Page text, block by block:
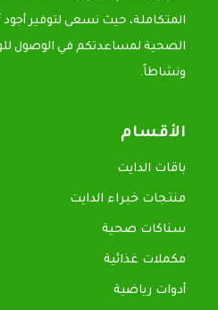
المتكاملة، حيث نسعى لتوفير أجود
الصحية لمساعدتكم في الوصول
ونشاطاً.
الأقسام
باقات الدايت
منتجات خبراء الدايت
سناكات صحية
مكملات غذائية
أدوات رياضية